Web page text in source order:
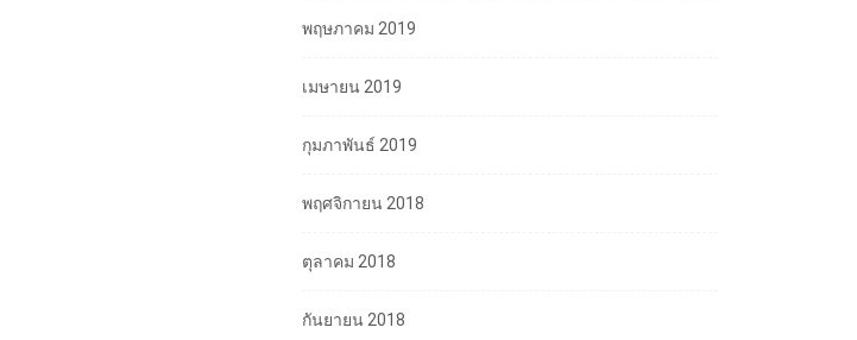
พฤษภาคม 2019
เมษายน 2019
กุมภาพันธ์ 2019
พฤศจิกายน 2018
ตุลาคม 2018
กันยายน 2018